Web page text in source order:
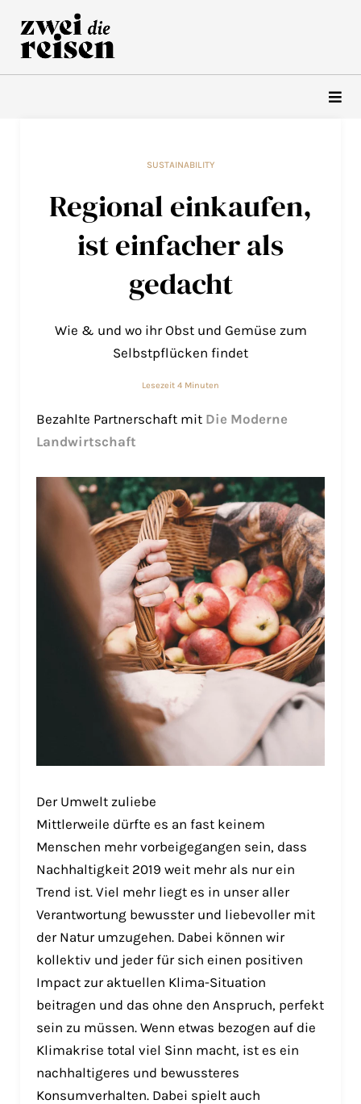
Inhalt
springen
SUSTAINABILITY
Regional einkaufen,
ist einfacher als
gedacht
Wie & und wo ihr Obst und Gemüse zum
Selbstpflücken findet
Lesezeit 4 Minuten
Bezahlte Partnerschaft mit Die Moderne
Landwirtschaft
Der Umwelt zuliebe
Mittlerweile dürfte es an fast keinem
Menschen mehr vorbeigegangen sein, dass
Nachhaltigkeit 2019 weit mehr als nur ein
Trend ist. Viel mehr liegt es in unser aller
Verantwortung bewusster und liebevoller mit
der Natur umzugehen. Dabei können wir
kollektiv und jeder für sich einen positiven
Impact zur aktuellen Klima-Situation
beitragen und das ohne den Anspruch, perfekt
sein zu müssen. Wenn etwas bezogen auf die
Klimakrise total viel Sinn macht, ist es ein
nachhaltigeres und bewussteres
Konsumverhalten. Dabei spielt auch